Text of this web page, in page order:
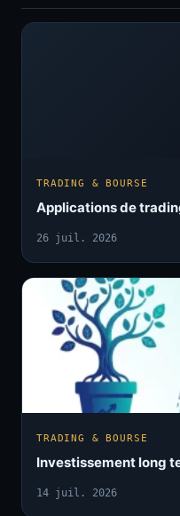
TRADING & BOURSE
Applications de
26 juil. 2026
TRADING & BOURSE
Investissement long
14 juil. 2026